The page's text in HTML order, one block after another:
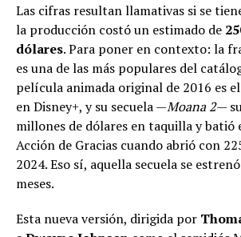
Las cifras resultan llamativas si se
la producción costó un estimado de
dólares. Para poner en contexto: la
es una de las más populares del
película animada original de 2016 es
en Disney+, y su secuela —Moana 2—
millones de dólares en taquilla y batió
Acción de Gracias cuando abrió con
2024. Eso sí, aquella secuela se
meses.
Esta nueva versión, dirigida por